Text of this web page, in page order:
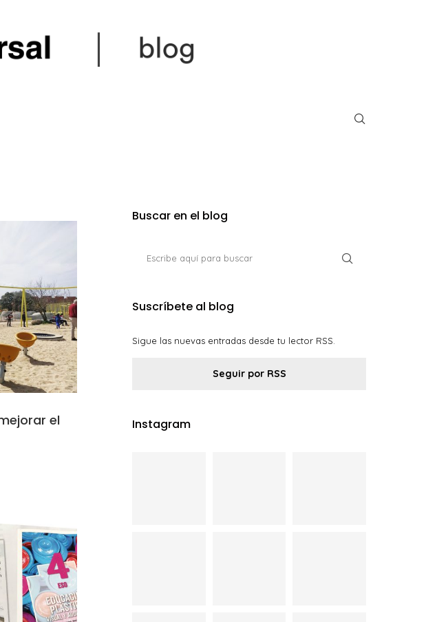
el
Buscar en el blog
Suscríbete al blog
Sigue las nuevas entradas desde tu lector RSS.
Seguir por RSS
Instagram